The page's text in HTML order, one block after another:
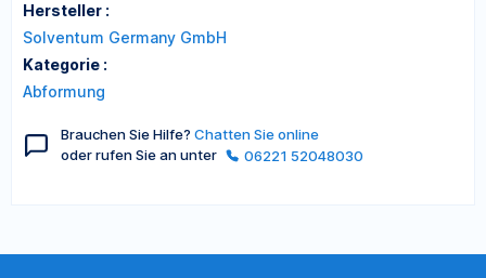
Hersteller :
Solventum Germany GmbH
Kategorie :
Abformung
Brauchen Sie Hilfe? Chatten Sie online
oder rufen Sie an unter
06221 52048030